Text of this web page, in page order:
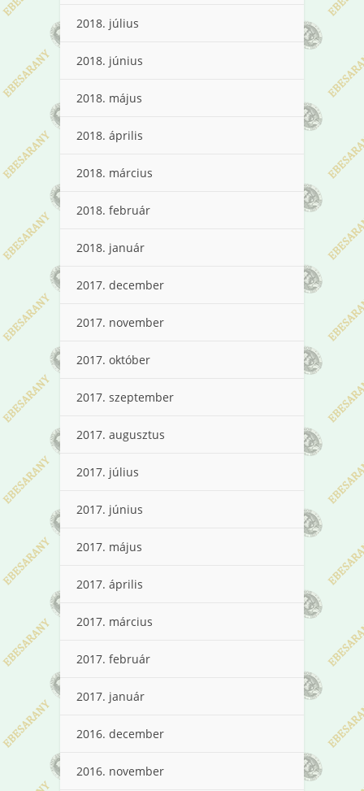
2018. július
2018. június
2018. május
2018. április
2018. március
2018. február
2018. január
2017. december
2017. november
2017. október
2017. szeptember
2017. augusztus
2017. július
2017. június
2017. május
2017. április
2017. március
2017. február
2017. január
2016. december
2016. november